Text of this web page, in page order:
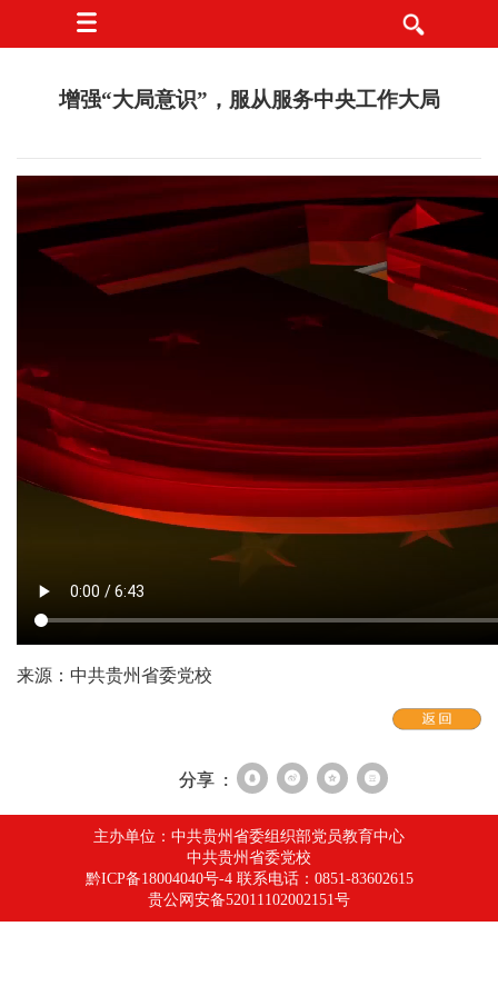
增强“大局意识”，服从服务中央工作大局
来源：中共贵州省委党校
分享 :
主办单位：中共贵州省委组织部党员教育中心
中共贵州省委党校
黔ICP备18004040号-4 联系电话：0851-83602615
贵公网安备52011102002151号